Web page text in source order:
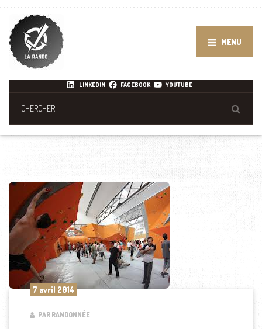
MENU
LINKEDIN FACEBOOK YOUTUBE
7 avril 2014
PAR RANDONNÉE